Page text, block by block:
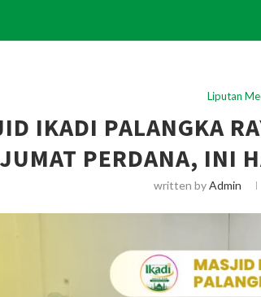
Liputan
IKADI PALANGKA
JUMAT PERDANA, INI
written byAdmin